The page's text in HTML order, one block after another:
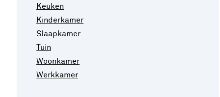
Keuken
Kinderkamer
Slaapkamer
Tuin
Woonkamer
Werkkamer